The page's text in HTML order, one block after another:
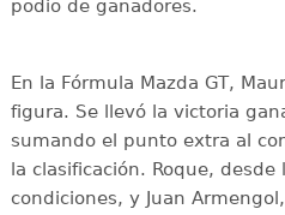
podio de ganadores.
En la Fórmula Mazda GT,
figura. Se llevó la victoria
sumando el punto extra al
la clasificación. Roque,
condiciones, y Juan